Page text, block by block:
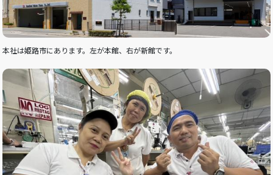
本社は姫路市にあります。左が本館、右が新館です。